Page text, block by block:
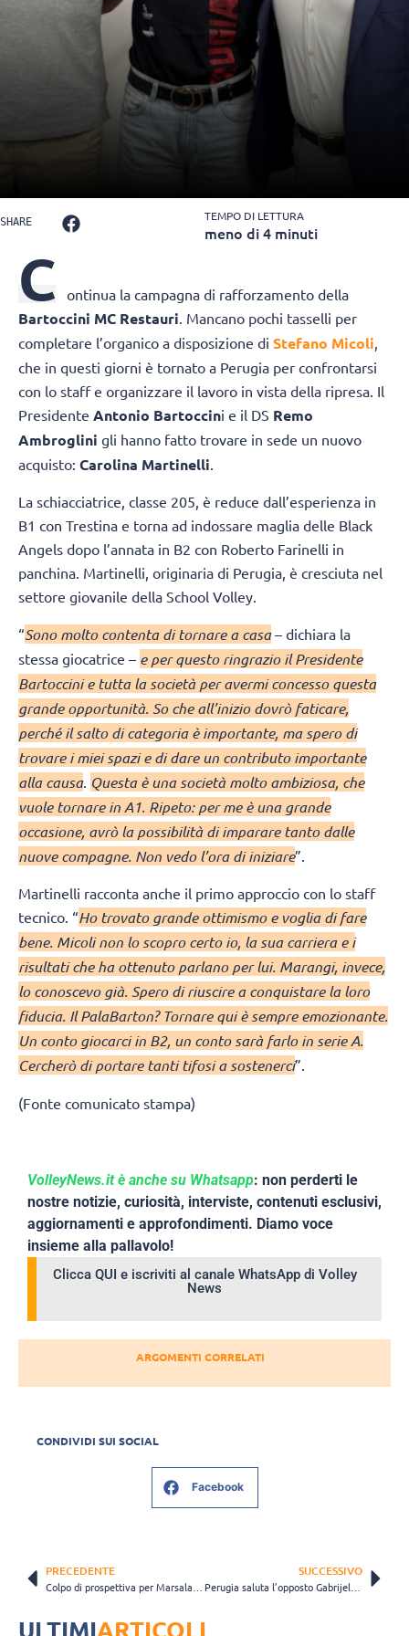
SHARE TEMPO DI LETTURA
meno di 4 minuti
C ontinua la campagna di rafforzamento della
Bartoccini MC Restauri. Mancano pochi tasselli per
completare l’organico a disposizione di Stefano Micoli,
che in questi giorni è tornato a Perugia per confrontarsi
con lo staff e organizzare il lavoro in vista della ripresa. Il
Presidente Antonio Bartoccini e il DS Remo
Ambroglini gli hanno fatto trovare in sede un nuovo
acquisto: Carolina Martinelli.
La schiacciatrice, classe 205, è reduce dall’esperienza in
B1 con Trestina e torna ad indossare maglia delle Black
Angels dopo l’annata in B2 con Roberto Farinelli in
panchina. Martinelli, originaria di Perugia, è cresciuta nel
settore giovanile della School Volley.
“Sono molto contenta di tornare a casa– dichiara la
stessa giocatrice – e per questo ringrazio il Presidente
Bartoccini e tutta la società per avermi concesso questa
grande opportunità. So che all’inizio dovrò faticare,
perché il salto di categoria è importante, ma spero di
trovare i miei spazi e di dare un contributo importante
alla causa. Questa è una società molto ambiziosa, che
vuole tornare in A1. Ripeto: per me è una grande
occasione, avrò la possibilità di imparare tanto dalle
nuove compagne. Non vedo l’ora di iniziare”.
Martinelli racconta anche il primo approccio con lo staff
tecnico. “Ho trovato grande ottimismo e voglia di fare
bene. Micoli non lo scopro certo io, la sua carriera e i
risultati che ha ottenuto parlano per lui. Marangi, invece,
lo conoscevo già. Spero di riuscire a conquistare la loro
fiducia. Il PalaBarton? Tornare qui è sempre emozionante.
Un conto giocarci in B2, un conto sarà farlo in serie A.
Cercherò di portare tanti tifosi a sostenerci”.
(Fonte comunicato stampa)
VolleyNews.it è anche su Whatsapp: non perderti le
nostre notizie, curiosità, interviste, contenuti esclusivi,
aggiornamenti e approfondimenti. Diamo voce
insieme alla pallavolo!
Clicca QUI e iscriviti al canale WhatsApp di Volley
News
ARGOMENTI CORRELATI
CONDIVIDI SUI SOCIAL
Facebook
PRECEDENTE SUCCESSIVO
ULTIMIARTICOLI